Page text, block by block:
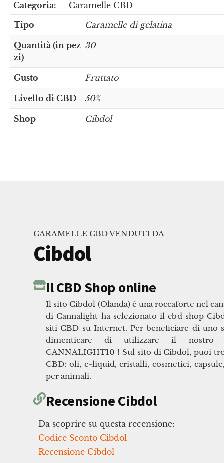
Categoria:
Caramelle CBD
Tipo
Caramelle di gelatina
Quantità (in pez
zi)
30
Gusto Fruttato
Livello di CBD 50%
Shop Cibdol
CARAMELLE CBD VENDUTI DA
Cibdol
Il CBD Shop online
Il sito Cibdol (Olanda) è una roccaforte nel
di Cannalight ha selezionato il cbd shop
siti CBD su Internet. Per beneficiare di uno
dimenticare di utilizzare il nostro
CANNALIGHT10 ! Sul sito di Cibdol, puoi
CBD: oli, e-liquid, cristalli, cosmetici,
per animali.
Recensione Cibdol
Da scoprire su questa recensione:
Codice Sconto Cibdol
Recensione Cibdol